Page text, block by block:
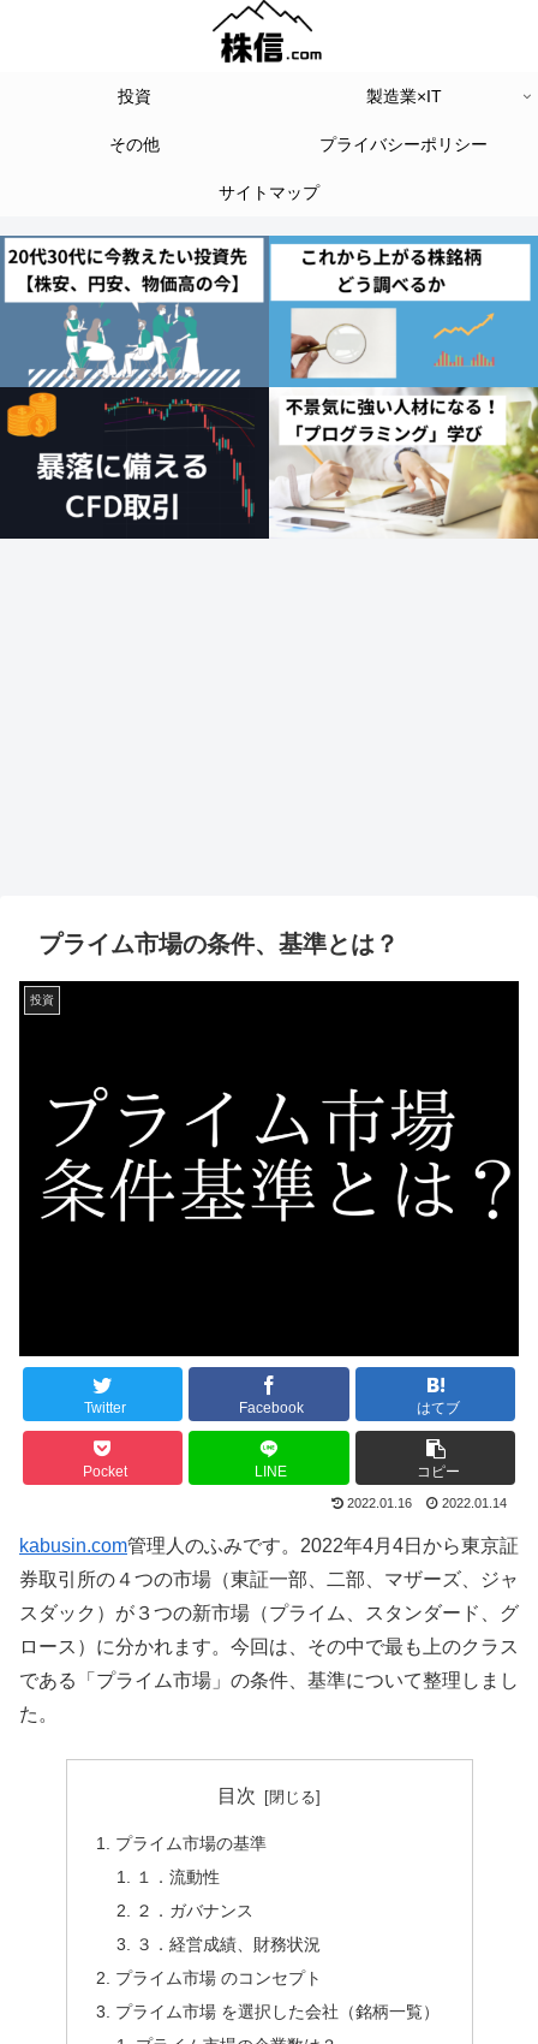
投資 製造業×IT
その他 プライバシーポリシー
サイトマップ
プライム市場の条件、基準とは？
投資
Twitter Facebook はてブ
Pocket LINE コピー
2022.01.16 2022.01.14
kabusin.com管理人のふみです。2022年4月4日から東京証
券取引所の４つの市場（東証一部、二部、マザーズ、ジャ
スダック）が３つの新市場（プライム、スタンダード、グ
ロース）に分かれます。今回は、その中で最も上のクラス
である「プライム市場」の条件、基準について整理しまし
た。
目次
プライム市場の基準
１．流動性
２．ガバナンス
３．経営成績、財務状況
プライム市場 のコンセプト
プライム市場 を選択した会社（銘柄一覧）